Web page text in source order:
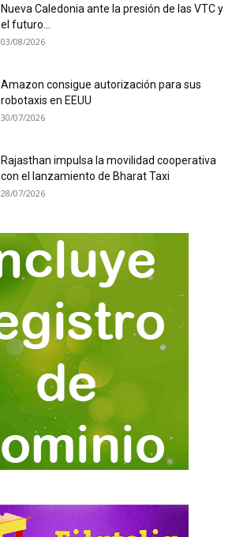
Nueva Caledonia ante la presión de las VTC y
el futuro...
03/08/2026
Amazon consigue autorización para sus
robotaxis en EEUU
30/07/2026
Rajasthan impulsa la movilidad cooperativa
con el lanzamiento de Bharat Taxi
28/07/2026